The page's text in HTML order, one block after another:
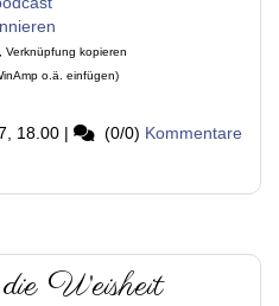
Verknüpfung kopieren
o.ä. einfügen)
18.00 | (0/0) Kommentare
Weisheit